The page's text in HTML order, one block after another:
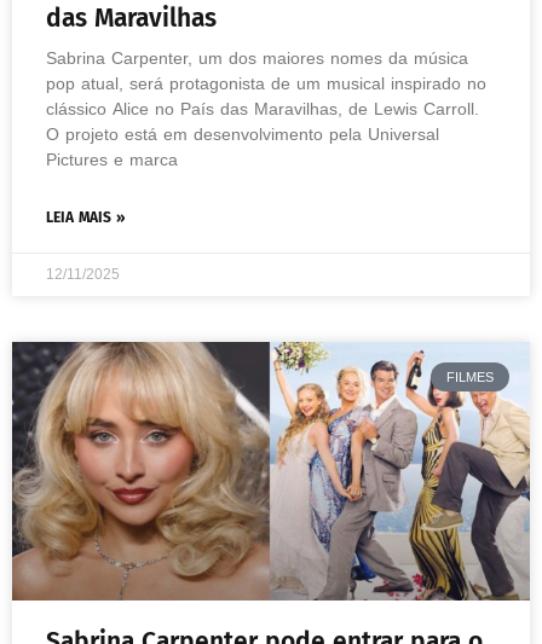
das Maravilhas
Sabrina Carpenter, um dos maiores nomes da música
pop atual, será protagonista de um musical inspirado no
clássico Alice no País das Maravilhas, de Lewis Carroll.
O projeto está em desenvolvimento pela Universal
Pictures e marca
LEIA MAIS »
12/11/2025
FILMES